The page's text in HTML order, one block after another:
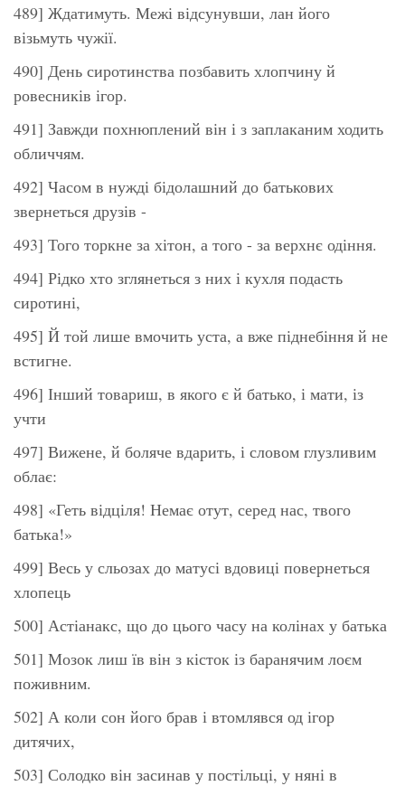
489] Ждатимуть. Межі відсунувши, лан його
візьмуть чужії.
490] День сиротинства позбавить хлопчину й
ровесників ігор.
491] Завжди похнюплений він і з заплаканим ходить
обличчям.
492] Часом в нужді бідолашний до батькових
звернеться друзів -
493] Того торкне за хітон, а того - за верхнє одіння.
494] Рідко хто зглянеться з них і кухля подасть
сиротині,
495] Й той лише вмочить уста, а вже піднебіння й не
встигне.
496] Інший товариш, в якого є й батько, і мати, із
учти
497] Вижене, й боляче вдарить, і словом глузливим
облає:
498] «Геть відціля! Немає отут, серед нас, твого
батька!»
499] Весь у сльозах до матусі вдовиці повернеться
хлопець
500] Астіанакс, що до цього часу на колінах у батька
501] Мозок лиш їв він з кісток із баранячим лоєм
поживним.
502] А коли сон його брав і втомлявся од ігор
дитячих,
503] Солодко він засинав у постільці, у няні в